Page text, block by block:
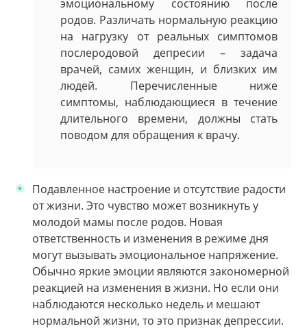
эмоциональному состоянию после
родов. Различать нормальную реакцию
на нагрузку от реальных симптомов
послеродовой депресии – задача
врачей, самих женщин, и близких им
людей. Перечисленные ниже
симптомы, наблюдающиеся в течение
длительного времени, должны стать
поводом для обращения к врачу.
Подавленное настроение и отсутствие радости
от жизни. Это чувство может возникнуть у
молодой мамы после родов. Новая
ответственность и изменения в режиме дня
могут вызывать эмоциональное напряжение.
Обычно яркие эмоции являются закономерной
реакцией на изменения в жизни. Но если они
наблюдаются несколько недель и мешают
нормальной жизни, то это признак депрессии.